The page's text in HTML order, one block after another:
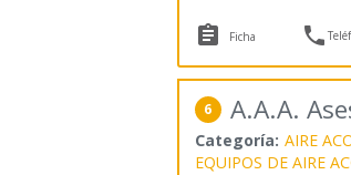
 Ficha 
6 A.A.A.
Categoría: AIRE
EQUIPOS DE AIRE